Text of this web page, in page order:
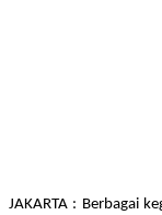
JAKARTA : Berbagai